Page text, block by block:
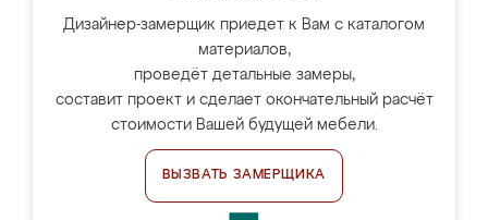
Дизайнер-замерщик приедет к Вам с каталогом
материалов,
проведёт детальные замеры,
составит проект и сделает окончательный расчёт
стоимости Вашей будущей мебели.
ВЫЗВАТЬ ЗАМЕРЩИКА